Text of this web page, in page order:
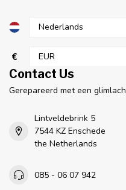
€
Contact Us
Gerepareerd met een glimlach
Lintveldebrink 5
7544 KZ Enschede
the Netherlands
085 - 06 07 942